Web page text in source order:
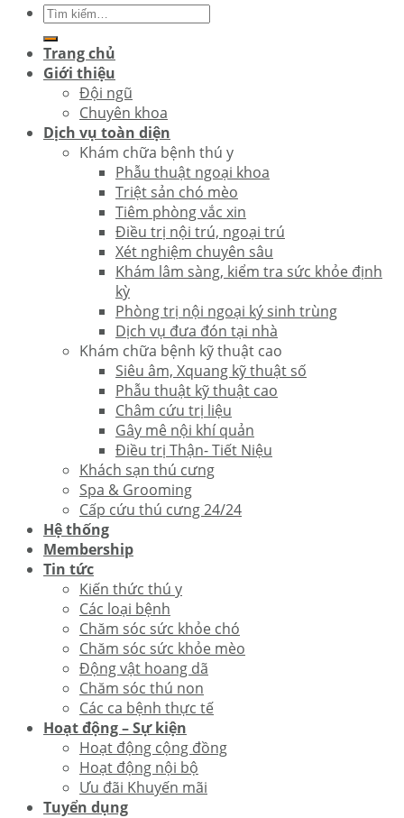
Trang chủ
Giới thiệu
Đội ngũ
Chuyên khoa
Dịch vụ toàn diện
Khám chữa bệnh thú y
Phẫu thuật ngoại khoa
Triệt sản chó mèo
Tiêm phòng vắc xin
Điều trị nội trú, ngoại trú
Xét nghiệm chuyên sâu
Khám lâm sàng, kiểm tra sức khỏe định
kỳ
Phòng trị nội ngoại ký sinh trùng
Dịch vụ đưa đón tại nhà
Khám chữa bệnh kỹ thuật cao
Siêu âm, Xquang kỹ thuật số
Phẫu thuật kỹ thuật cao
Châm cứu trị liệu
Gây mê nội khí quản
Điều trị Thận- Tiết Niệu
Khách sạn thú cưng
Spa & Grooming
Cấp cứu thú cưng 24/24
Hệ thống
Membership
Tin tức
Kiến thức thú y
Các loại bệnh
Chăm sóc sức khỏe chó
Chăm sóc sức khỏe mèo
Động vật hoang dã
Chăm sóc thú non
Các ca bệnh thực tế
Hoạt động – Sự kiện
Hoạt động cộng đồng
Hoạt động nội bộ
Ưu đãi Khuyến mãi
Tuyển dụng